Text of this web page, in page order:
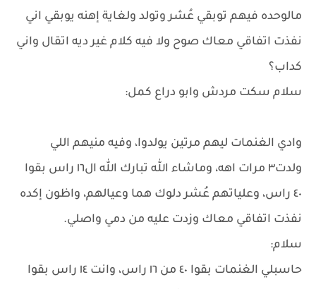
مالوحده فيهم توبقي عُشر وتولد ولغاية إهنه يوبقي اني
نفذت اتفاقي معاك صوح ولا فيه كلام غير ديه اتقال واني
كداب؟
سلام سكت مردش وابو دراع كمل:
وادي الغنمات ليهم مرتين يولدوا، وفيه منيهم اللي
ولدت٣ مرات اهه، وماشاء الله تبارك الله ال١٦ راس بقوا
٤٠ راس، وعلياتهم عُشر دلوك هما وعيالهم، واظون إكده
نفذت اتفاقي معاك وزدت عليه من دمي واصلي.
سلام:
حاسبلي الغنمات بقوا ٤٠ من ١٦ راس، وانت ١٤ راس بقوا